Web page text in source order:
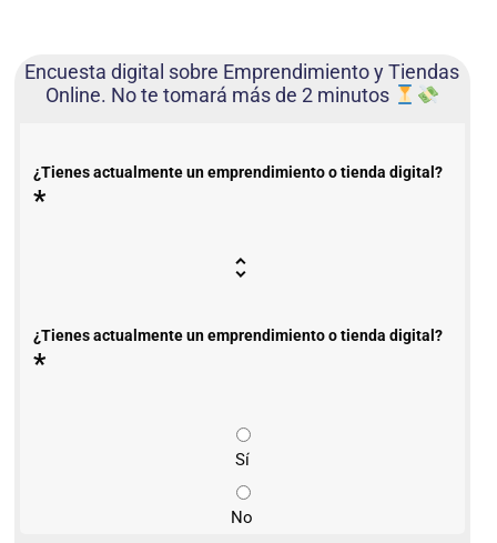
Encuesta digital sobre Emprendimiento y Tiendas
Online. No te tomará más de 2 minutos
¿Tienes actualmente un emprendimiento o tienda digital?
*
¿Tienes actualmente un emprendimiento o tienda digital?
*
Sí
No